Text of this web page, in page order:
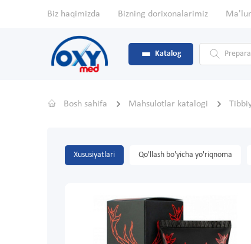
Biz haqimizda Bizning dorixonalarimiz
Katalog
Bosh sahifa Mahsulotlar katalogi
Xususiyatlari Qo'llash bo'yicha yo'riqnoma